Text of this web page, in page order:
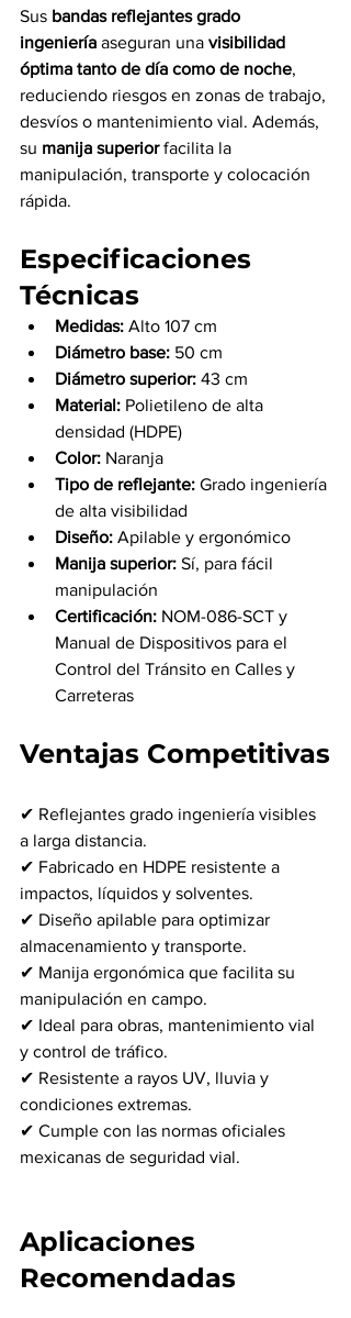
Sus bandas reflejantes grado
ingeniería aseguran una visibilidad
óptima tanto de día como de noche,
reduciendo riesgos en zonas de trabajo,
desvíos o mantenimiento vial. Además,
su manija superior facilita la
manipulación, transporte y colocación
rápida.
Especificaciones
Técnicas
Medidas: Alto 107 cm
Diámetro base: 50 cm
Diámetro superior: 43 cm
Material: Polietileno de alta
densidad (HDPE)
Color: Naranja
Tipo de reflejante: Grado ingeniería
de alta visibilidad
Diseño: Apilable y ergonómico
Manija superior: Sí, para fácil
manipulación
Certificación: NOM-086-SCT y
Manual de Dispositivos para el
Control del Tránsito en Calles y
Carreteras
Ventajas Competitivas
✔ Reflejantes grado ingeniería visibles
a larga distancia.
✔ Fabricado en HDPE resistente a
impactos, líquidos y solventes.
✔ Diseño apilable para optimizar
almacenamiento y transporte.
✔ Manija ergonómica que facilita su
manipulación en campo.
✔ Ideal para obras, mantenimiento vial
y control de tráfico.
✔ Resistente a rayos UV, lluvia y
condiciones extremas.
✔ Cumple con las normas oficiales
mexicanas de seguridad vial.
Aplicaciones
Recomendadas